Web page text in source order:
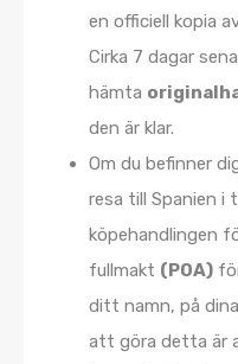
en officiell kopia
Cirka 7 dagar
hämta
den är klar.
Om du befinner
resa till Spanien i
köpehandlingen
fullmakt (POA)
ditt namn, på
att göra detta är